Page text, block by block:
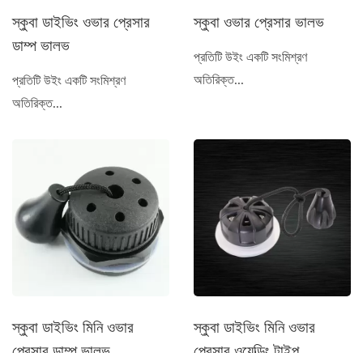
স্কুবা ডাইভিং ওভার প্রেসার
ডাম্প ভালভ
প্রতিটি উইং একটি সংমিশ্রণ
অতিরিক্ত...
স্কুবা ওভার প্রেসার ভালভ
প্রতিটি উইং একটি সংমিশ্রণ
অতিরিক্ত...
স্কুবা ডাইভিং মিনি ওভার
স্কুবা ডাইভিং মিনি ওভার